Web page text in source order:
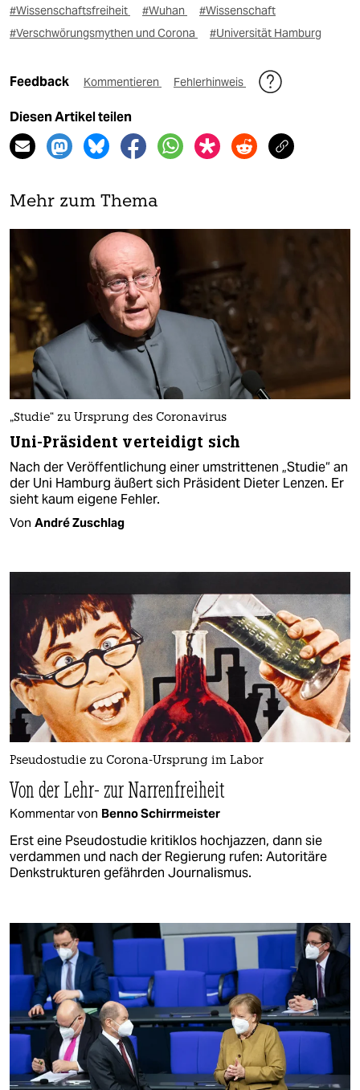
#Wissenschaftsfreiheit #Wuhan
#Wissenschaft
#Verschwörungsmythen und Corona
#Universität Hamburg
Feedback Kommentieren Fehlerhinweis
Diesen Artikel teilen
Mehr zum Thema
„Studie“ zu Ursprung des Coronavirus
Uni-Präsident verteidigt sich
Nach der Veröffentlichung einer umstrittenen „Studie“ an
der Uni Hamburg äußert sich Präsident Dieter Lenzen. Er
sieht kaum eigene Fehler.
Von André Zuschlag
Pseudostudie zu Corona-Ursprung im Labor
Von der Lehr- zur Narrenfreiheit
Kommentar von Benno Schirrmeister
Erst eine Pseudostudie kritiklos hochjazzen, dann sie
verdammen und nach der Regierung rufen: Autoritäre
Denkstrukturen gefährden Journalismus.